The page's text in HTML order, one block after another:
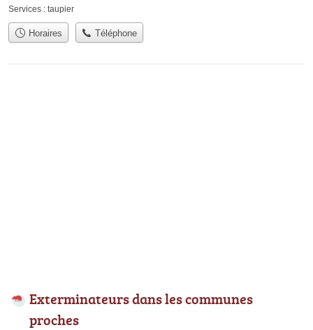
Services : taupier
Horaires Téléphone
Exterminateurs dans les communes
proches